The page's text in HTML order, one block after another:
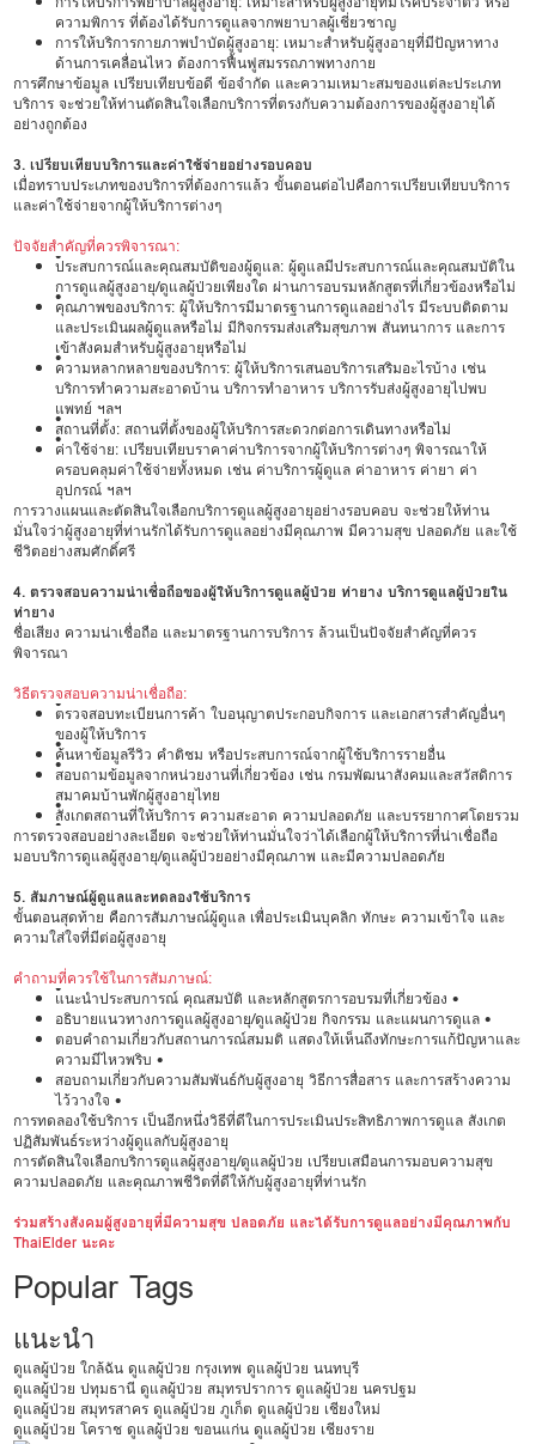
ความพิการ ที่ต้องได้รับการดูแลจากพยาบาลผู้เชี่ยวชาญ
การให้บริการกายภาพบำบัดผู้สูงอายุ: เหมาะสำหรับผู้สูงอายุที่มีปัญหาทาง
ด้านการเคลื่อนไหว ต้องการฟื้นฟูสมรรถภาพทางกาย
การศึกษาข้อมูล เปรียบเทียบข้อดี ข้อจำกัด และความเหมาะสมของแต่ละประเภท
บริการ จะช่วยให้ท่านตัดสินใจเลือกบริการที่ตรงกับความต้องการของผู้สูงอายุได้
อย่างถูกต้อง
3. เปรียบเทียบบริการและค่าใช้จ่ายอย่างรอบคอบ
เมื่อทราบประเภทของบริการที่ต้องการแล้ว ขั้นตอนต่อไปคือการเปรียบเทียบบริการ
และค่าใช้จ่ายจากผู้ให้บริการต่างๆ
ปัจจัยสำคัญที่ควรพิจารณา:
•
ประสบการณ์และคุณสมบัติของผู้ดูแล: ผู้ดูแลมีประสบการณ์และคุณสมบัติใน
การดูแลผู้สูงอายุ/ดูแลผู้ป่วยเพียงใด ผ่านการอบรมหลักสูตรที่เกี่ยวข้องหรือไม่
•
คุณภาพของบริการ: ผู้ให้บริการมีมาตรฐานการดูแลอย่างไร มีระบบติดตาม
และประเมินผลผู้ดูแลหรือไม่ มีกิจกรรมส่งเสริมสุขภาพ สันทนาการ และการ
เข้าสังคมสำหรับผู้สูงอายุหรือไม่
•
ความหลากหลายของบริการ: ผู้ให้บริการเสนอบริการเสริมอะไรบ้าง เช่น
บริการทำความสะอาดบ้าน บริการทำอาหาร บริการรับส่งผู้สูงอายุไปพบ
แพทย์ ฯลฯ
•
สถานที่ตั้ง: สถานที่ตั้งของผู้ให้บริการสะดวกต่อการเดินทางหรือไม่
•
ค่าใช้จ่าย: เปรียบเทียบราคาค่าบริการจากผู้ให้บริการต่างๆ พิจารณาให้
ครอบคลุมค่าใช้จ่ายทั้งหมด เช่น ค่าบริการผู้ดูแล ค่าอาหาร ค่ายา ค่า
อุปกรณ์ ฯลฯ
การวางแผนและตัดสินใจเลือกบริการดูแลผู้สูงอายุอย่างรอบคอบ จะช่วยให้ท่าน
มั่นใจว่าผู้สูงอายุที่ท่านรักได้รับการดูแลอย่างมีคุณภาพ มีความสุข ปลอดภัย และใช้
ชีวิตอย่างสมศักดิ์ศรี
4. ตรวจสอบความน่าเชื่อถือของผู้ให้บริการดูแลผู้ป่วย ท่ายาง บริการดูแลผู้ป่วยใน
ท่ายาง
ชื่อเสียง ความน่าเชื่อถือ และมาตรฐานการบริการ ล้วนเป็นปัจจัยสำคัญที่ควร
พิจารณา
วิธีตรวจสอบความน่าเชื่อถือ:
•
ตรวจสอบทะเบียนการค้า ใบอนุญาตประกอบกิจการ และเอกสารสำคัญอื่นๆ
ของผู้ให้บริการ
•
ค้นหาข้อมูลรีวิว คำติชม หรือประสบการณ์จากผู้ใช้บริการรายอื่น
•
สอบถามข้อมูลจากหน่วยงานที่เกี่ยวข้อง เช่น กรมพัฒนาสังคมและสวัสดิการ
สมาคมบ้านพักผู้สูงอายุไทย
•
สังเกตสถานที่ให้บริการ ความสะอาด ความปลอดภัย และบรรยากาศโดยรวม
•
การตรวจสอบอย่างละเอียด จะช่วยให้ท่านมั่นใจว่าได้เลือกผู้ให้บริการที่น่าเชื่อถือ
มอบบริการดูแลผู้สูงอายุ/ดูแลผู้ป่วยอย่างมีคุณภาพ และมีความปลอดภัย
5. สัมภาษณ์ผู้ดูแลและทดลองใช้บริการ
ขั้นตอนสุดท้าย คือการสัมภาษณ์ผู้ดูแล เพื่อประเมินบุคลิก ทักษะ ความเข้าใจ และ
ความใส่ใจที่มีต่อผู้สูงอายุ
คำถามที่ควรใช้ในการสัมภาษณ์:
•
แนะนำประสบการณ์ คุณสมบัติ และหลักสูตรการอบรมที่เกี่ยวข้อง •
อธิบายแนวทางการดูแลผู้สูงอายุ/ดูแลผู้ป่วย กิจกรรม และแผนการดูแล •
ตอบคำถามเกี่ยวกับสถานการณ์สมมติ แสดงให้เห็นถึงทักษะการแก้ปัญหาและ
ความมีไหวพริบ •
สอบถามเกี่ยวกับความสัมพันธ์กับผู้สูงอายุ วิธีการสื่อสาร และการสร้างความ
ไว้วางใจ •
การทดลองใช้บริการ เป็นอีกหนึ่งวิธีที่ดีในการประเมินประสิทธิภาพการดูแล สังเกต
ปฏิสัมพันธ์ระหว่างผู้ดูแลกับผู้สูงอายุ
การตัดสินใจเลือกบริการดูแลผู้สูงอายุ/ดูแลผู้ป่วย เปรียบเสมือนการมอบความสุข
ความปลอดภัย และคุณภาพชีวิตที่ดีให้กับผู้สูงอายุที่ท่านรัก
ร่วมสร้างสังคมผู้สูงอายุที่มีความสุข ปลอดภัย และได้รับการดูแลอย่างมีคุณภาพกับ
ThaiElder นะคะ
Popular Tags
แนะนำ
ดูแลผู้ป่วย ใกล้ฉัน ดูแลผู้ป่วย กรุงเทพ ดูแลผู้ป่วย นนทบุรี
ดูแลผู้ป่วย ปทุมธานี ดูแลผู้ป่วย สมุทรปราการ ดูแลผู้ป่วย นครปฐม
ดูแลผู้ป่วย สมุทรสาคร ดูแลผู้ป่วย ภูเก็ต ดูแลผู้ป่วย เชียงใหม่
ดูแลผู้ป่วย โคราช ดูแลผู้ป่วย ขอนแก่น ดูแลผู้ป่วย เชียงราย